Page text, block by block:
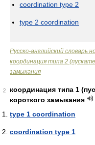
coordination type 2
type 2 coordination
Русско-английский словарь
координация типа 2
замыкания
2
координация типа 1
короткого замыкания
type 1 coordination
coordination type 1